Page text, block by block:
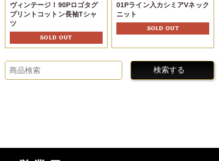
ヴィンテージ！90Pロゴタグ
プリントコットン長袖Tシャ
ツ
SOLD OUT
01Pライン入カシミアVネック
ニット
SOLD OUT
検索する